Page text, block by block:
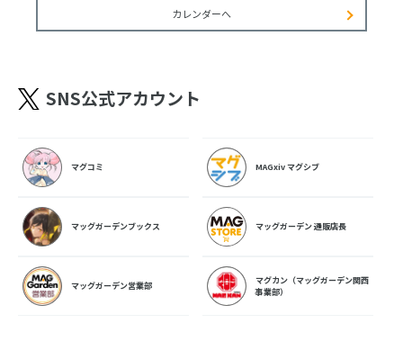
カレンダーへ
SNS公式アカウント
マグコミ MAGxiv マグシブ
マッグガーデンブックス マッグガーデン 通販店長
マッグガーデン営業部
マグカン（マッグガーデン関西
事業部）